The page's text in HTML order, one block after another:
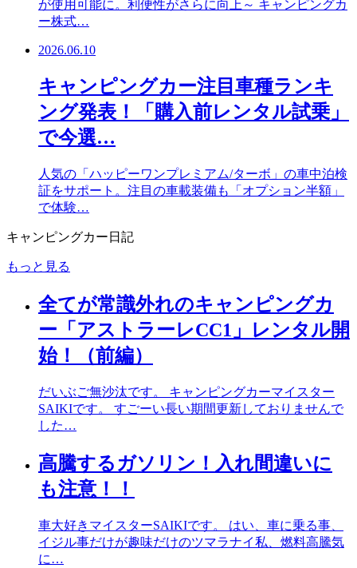
が使用可能に。利便性がさらに向上～ キャンピングカ
ー株式…
2026.06.10
キャンピングカー注目車種ランキ
ング発表！「購入前レンタル試乗」
で今選…
人気の「ハッピーワンプレミアム/ターボ」の車中泊検
証をサポート。注目の車載装備も「オプション半額」
で体験…
キャンピングカー日記
もっと見る
全てが常識外れのキャンピングカ
ー「アストラーレCC1」レンタル開
始！（前編）
だいぶご無沙汰です。 キャンピングカーマイスター
SAIKIです。 すごーい長い期間更新しておりませんで
した…
高騰するガソリン！入れ間違いに
も注意！！
車大好きマイスターSAIKIです。 はい、車に乗る事、
イジル事だけが趣味だけのツマラナイ私、燃料高騰気
に…